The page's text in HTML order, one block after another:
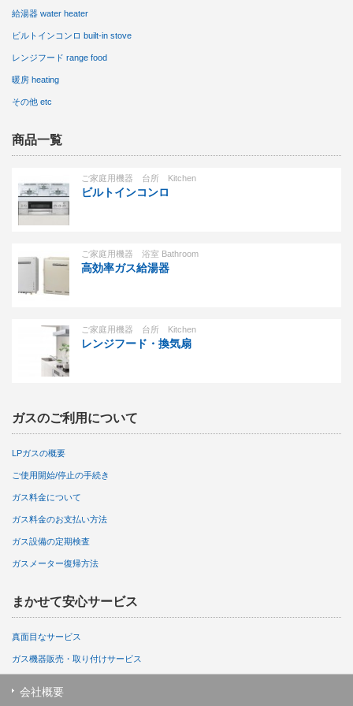
給湯器 water heater
ビルトインコンロ built-in stove
レンジフード range food
暖房 heating
その他 etc
商品一覧
ご家庭用機器 台所 Kitchen
ビルトインコンロ
ご家庭用機器 浴室 Bathroom
高効率ガス給湯器
ご家庭用機器 台所 Kitchen
レンジフード・換気扇
ガスのご利用について
LPガスの概要
ご使用開始/停止の手続き
ガス料金について
ガス料金のお支払い方法
ガス設備の定期検査
ガスメーター復帰方法
まかせて安心サービス
真面目なサービス
ガス機器販売・取り付けサービス
会社概要